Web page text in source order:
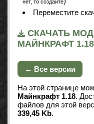
нет, то создайте
Переместите
СКАЧАТЬ МОД
МАЙНКРАФТ 1.18/
← Все версии
На этой странице
Майнкрафт 1.18.
файлов для этой
339,45 Kb.